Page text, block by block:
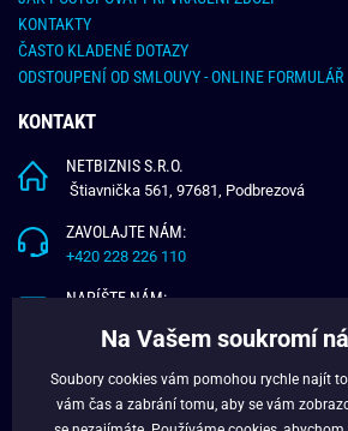
KONTAKTY
ČASTO KLADENÉ DOTAZY
ODSTOUPENÍ OD SMLOUVY - ONLINE FORMULÁŘ
KONTAKT
NETBIZNIS S.R.O.
Štiavnička 561, 97681, Podbrezová
ZAVOLAJTE NÁM:
+420 228 226 110
NAPÍŠTE NÁM:
O NÁS
Na Vašem soukromí
Soubory cookies vám pomohou rychle najít
vám čas a zabrání tomu, aby se vám